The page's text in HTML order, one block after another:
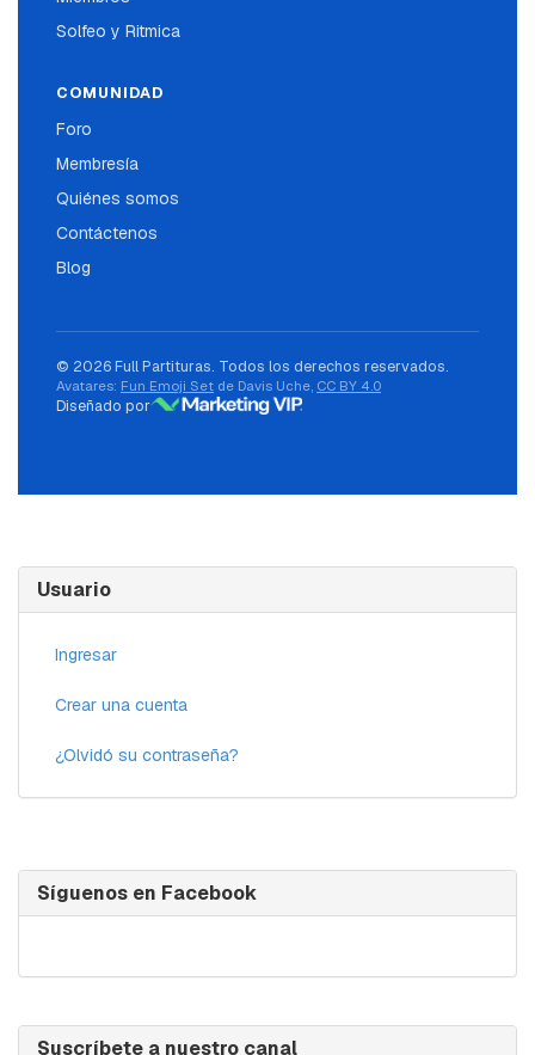
Solfeo y Ritmica
COMUNIDAD
Foro
Membresía
Quiénes somos
Contáctenos
Blog
© 2026 Full Partituras. Todos los derechos reservados.
Avatares: Fun Emoji Set de Davis Uche, CC BY 4.0
Diseñado por
Usuario
Ingresar
Crear una cuenta
¿Olvidó su contraseña?
Síguenos en Facebook
Suscríbete a nuestro canal